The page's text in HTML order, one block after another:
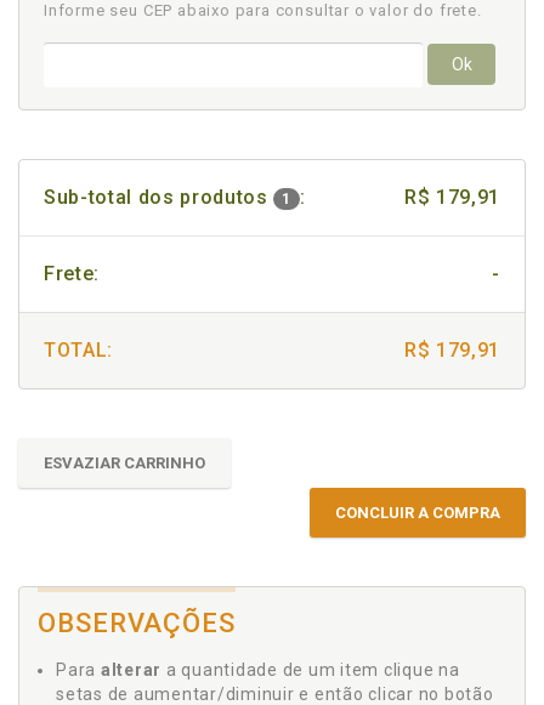
Informe seu CEP abaixo para consultar o valor do frete.
Ok
Sub-total dos produtos 1 : R$ 179,91
Frete: -
TOTAL: R$ 179,91
ESVAZIAR CARRINHO
CONCLUIR A COMPRA
OBSERVAÇÕES
Para alterar a quantidade de um item clique na
setas de aumentar/diminuir e então clicar no botão